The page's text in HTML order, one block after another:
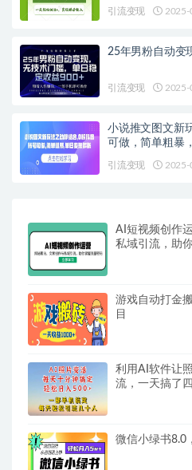
引流变现 2025-
25年男粉自动变
引流变现 2025-
小说推文图文新
可做，简单粗暴
引流变现 2025-
AI短视频创作
私域引流，助
游戏自动打金
目
利用AI软件让
流，一天搞了
微信小绿书8.0